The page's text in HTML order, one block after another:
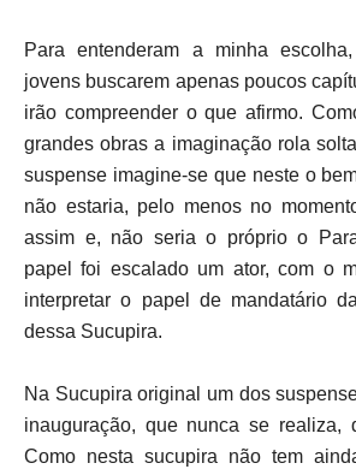
Para entenderam a minha
jovens buscarem apenas poucos
irão compreender o que afirmo.
grandes obras a imaginação rola
suspense imagine-se que neste o
não estaria, pelo menos no
assim e, não seria o próprio o
papel foi escalado um ator, com o
interpretar o papel de mandatário
dessa Sucupira.
Na Sucupira original um dos
inauguração, que nunca se realiza,
Como nesta sucupira não tem